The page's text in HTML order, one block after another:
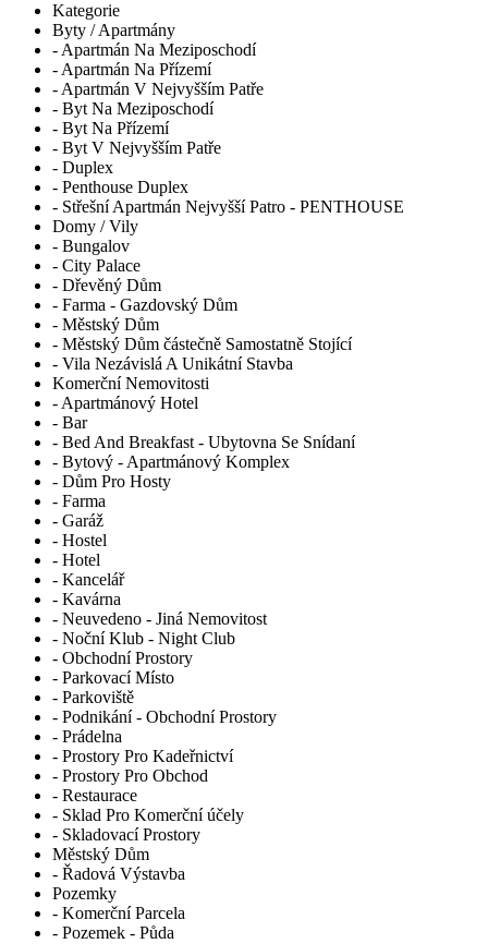
Kategorie
Byty / Apartmány
- Apartmán Na Meziposchodí
- Apartmán Na Přízemí
- Apartmán V Nejvyšším Patře
- Byt Na Meziposchodí
- Byt Na Přízemí
- Byt V Nejvyšším Patře
- Duplex
- Penthouse Duplex
- Střešní Apartmán Nejvyšší Patro - PENTHOUSE
Domy / Vily
- Bungalov
- City Palace
- Dřevěný Dům
- Farma - Gazdovský Dům
- Městský Dům
- Městský Dům částečně Samostatně Stojící
- Vila Nezávislá A Unikátní Stavba
Komerční Nemovitosti
- Apartmánový Hotel
- Bar
- Bed And Breakfast - Ubytovna Se Snídaní
- Bytový - Apartmánový Komplex
- Dům Pro Hosty
- Farma
- Garáž
- Hostel
- Hotel
- Kancelář
- Kavárna
- Neuvedeno - Jiná Nemovitost
- Noční Klub - Night Club
- Obchodní Prostory
- Parkovací Místo
- Parkoviště
- Podnikání - Obchodní Prostory
- Prádelna
- Prostory Pro Kadeřnictví
- Prostory Pro Obchod
- Restaurace
- Sklad Pro Komerční účely
- Skladovací Prostory
Městský Dům
- Řadová Výstavba
Pozemky
- Komerční Parcela
- Pozemek - Půda